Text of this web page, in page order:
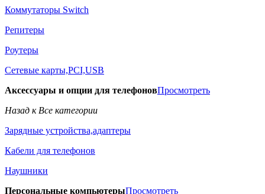
Коммутаторы Switch
Репитеры
Роутеры
Сетевые карты,PCI,USB
Аксессуары и опции для телефоновПросмотреть
Назад к Все категории
Зарядные устройства,адаптеры
Кабели для телефонов
Наушники
Персональные компьютерыПросмотреть